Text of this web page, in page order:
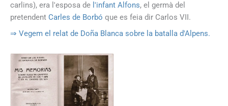
carlins), era l'esposa de l'infant Alfons, el germà del
pretendent Carles de Borbó que es feia dir Carlos VII.
⇒ Vegem el relat de Doña Blanca sobre la batalla d'Alpens.